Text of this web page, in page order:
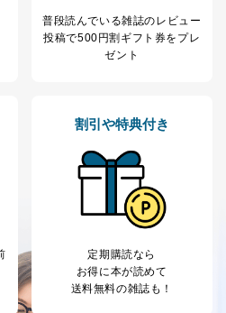
お問い合わせ対応、トラブル対
処、オペレーター教育など応対品
サイトのサービス内容のご案内の
ｅメール等による商品、サービ
ス、キャンペーン等の広告に関す
事、総務などの雇用管理等のた
購入商品配送のため
提携企業及びお客様がご購入され
普段読んでいる雑誌のレビュー
投稿で500円割ギフト券をプレ
ゼント
割引や特典付き
定期購読なら
お得に本が読めて
送料無料の雑誌も！